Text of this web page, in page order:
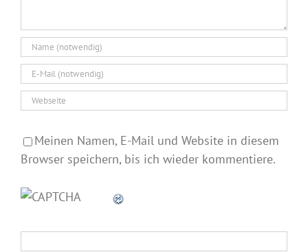
Meinen Namen, E-Mail und Website in diesem
Browser speichern, bis ich wieder kommentiere.